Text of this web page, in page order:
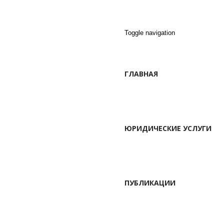
Toggle navigation
ГЛАВНАЯ
ЮРИДИЧЕСКИЕ УСЛУГИ
ПУБЛИКАЦИИ